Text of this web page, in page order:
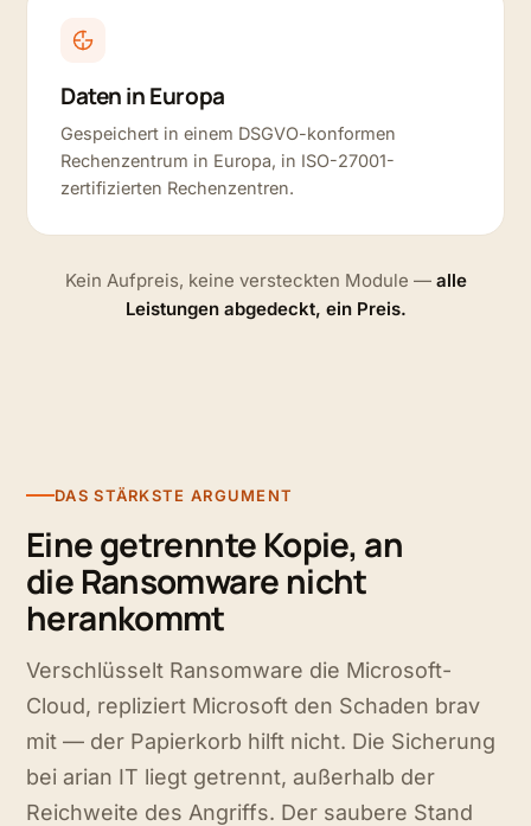
Daten in Europa
Gespeichert in einem DSGVO-konformen
Rechenzentrum in Europa, in ISO-27001-
zertifizierten Rechenzentren.
Kein Aufpreis, keine versteckten Module — alle
Leistungen abgedeckt, ein Preis.
DAS STÄRKSTE ARGUMENT
Eine getrennte Kopie, an
die Ransomware nicht
herankommt
Verschlüsselt Ransomware die Microsoft-
Cloud, repliziert Microsoft den Schaden brav
mit — der Papierkorb hilft nicht. Die Sicherung
bei arian IT liegt getrennt, außerhalb der
Reichweite des Angriffs. Der saubere Stand